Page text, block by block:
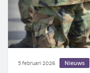
5 februari 2026 Nieuws